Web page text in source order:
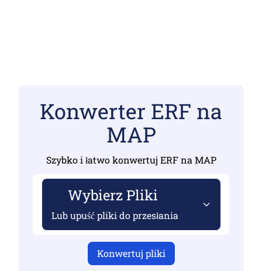
Konwerter ERF na
MAP
Szybko i łatwo konwertuj ERF na MAP
Wybierz Pliki
Lub upuść pliki do przesłania
Konwertuj pliki